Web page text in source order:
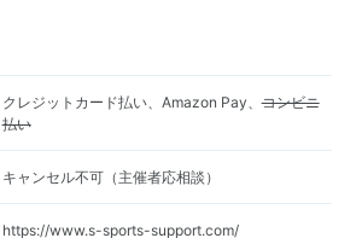
クレジットカード払い、Amazon Pay、コンビニ
払い
キャンセル不可（主催者応相談）
https://www.s-sports-support.com/